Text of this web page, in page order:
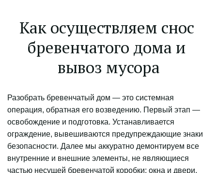
Как осуществляем снос
бревенчатого дома и
вывоз мусора
Разобрать бревенчатый дом — это системная
операция, обратная его возведению. Первый этап —
освобождение и подготовка. Устанавливается
ограждение, вывешиваются предупреждающие знаки
безопасности. Далее мы аккуратно демонтируем все
внутренние и внешние элементы, не являющиеся
частью несущей бревенчатой коробки: окна и двери,